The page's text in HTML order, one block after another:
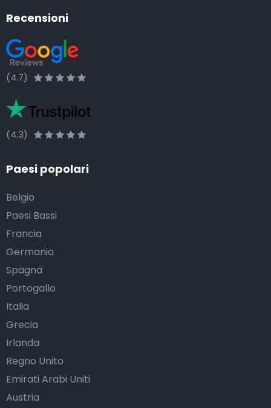
Recensioni
(4.7)
(4.3)
Paesi popolari
Belgio
Paesi Bassi
Francia
Germania
Spagna
Portogallo
Italia
Grecia
Irlanda
Regno Unito
Emirati Arabi Uniti
Austria